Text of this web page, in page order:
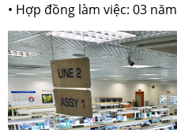
• Hợp đồng làm việc: 03 năm